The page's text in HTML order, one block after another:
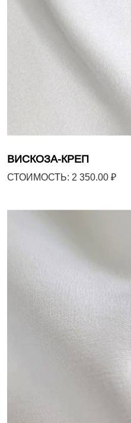
ВИСКОЗА-КРЕП
СТОИМОСТЬ: 2 350.00 ₽